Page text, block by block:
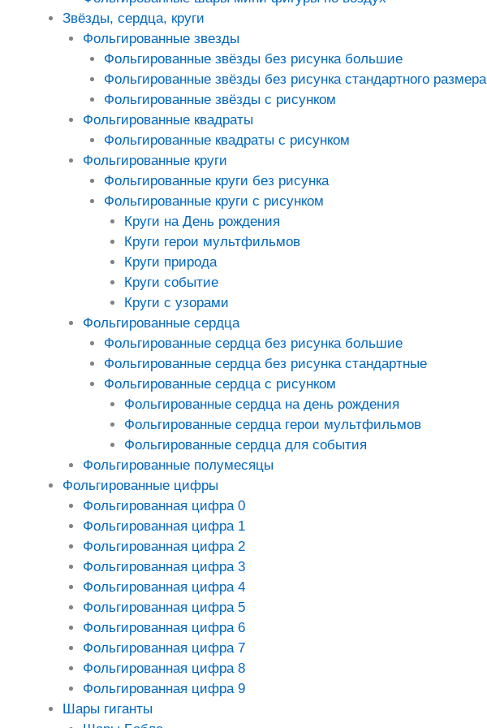
Звёзды, сердца, круги
Фольгированные звезды
Фольгированные звёзды без рисунка большие
Фольгированные звёзды без рисунка стандартного размера
Фольгированные звёзды с рисунком
Фольгированные квадраты
Фольгированные квадраты с рисунком
Фольгированные круги
Фольгированные круги без рисунка
Фольгированные круги с рисунком
Круги на День рождения
Круги герои мультфильмов
Круги природа
Круги событие
Круги с узорами
Фольгированные сердца
Фольгированные сердца без рисунка большие
Фольгированные сердца без рисунка стандартные
Фольгированные сердца с рисунком
Фольгированные сердца на день рождения
Фольгированные сердца герои мультфильмов
Фольгированные сердца для события
Фольгированные полумесяцы
Фольгированные цифры
Фольгированная цифра 0
Фольгированная цифра 1
Фольгированная цифра 2
Фольгированная цифра 3
Фольгированная цифра 4
Фольгированная цифра 5
Фольгированная цифра 6
Фольгированная цифра 7
Фольгированная цифра 8
Фольгированная цифра 9
Шары гиганты